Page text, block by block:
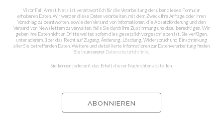
Visor Fall Arrest Nets ist verantwortlich für die Verarbeitung der über dieses Formular
erhobenen Daten. Wir werden diese Daten verarbeiten, mit dem Zweck Ihre Anfrage oder Ihren
Vorschlag zu beantworten, sowie den Versand von Informationen, die Absatzförderung und den
Versand von Newslettern zu verwalten, falls Sie durch Ihre Zustimmung uns dazu berechtigen. Wir
geben Ihre Daten nicht an Dritte weiter, sofern dies gesetzlich vorgeschrieben ist. Sie verfügen,
unter aderem, über das Recht auf Zugang, Änderung, Löschung, Widerspruch und Einschränkung
aller Sie betreffenden Daten. Weitere und detaillierte Informationen zur Datenverarbeitung finden
Sie in unsererer Datenschutzrichtlinie.
Sie können jederzeit das Erhalt dieser Nachrichten abstellen.